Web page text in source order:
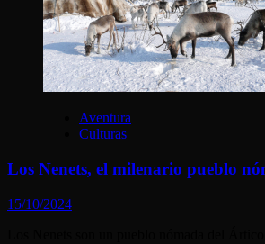
Aventura
Culturas
Los Nenets, el milenario pueblo
15/10/2024